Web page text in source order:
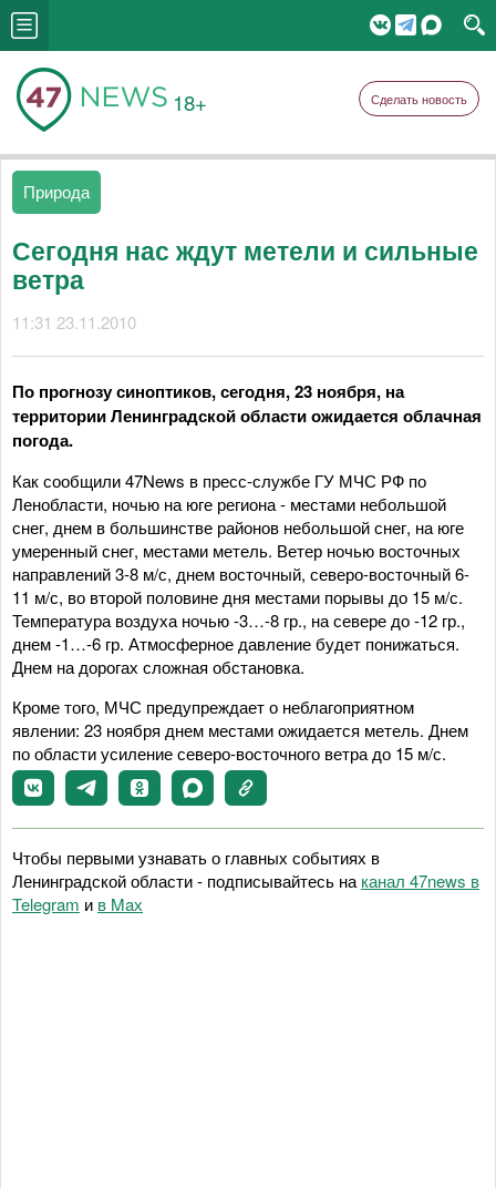
18+ Сделать новость
Природа
Сегодня нас ждут метели и сильные
ветра
11:31 23.11.2010
По прогнозу синоптиков, сегодня, 23 ноября, на
территории Ленинградской области ожидается облачная
погода.
Как сообщили 47News в пресс-службе ГУ МЧС РФ по
Ленобласти, ночью на юге региона - местами небольшой
снег, днем в большинстве районов небольшой снег, на юге
умеренный снег, местами метель. Ветер ночью восточных
направлений 3-8 м/с, днем восточный, северо-восточный 6-
11 м/с, во второй половине дня местами порывы до 15 м/с.
Температура воздуха ночью -3…-8 гр., на севере до -12 гр.,
днем -1…-6 гр. Атмосферное давление будет понижаться.
Днем на дорогах сложная обстановка.
Кроме того, МЧС предупреждает о неблагоприятном
явлении: 23 ноября днем местами ожидается метель. Днем
по области усиление северо-восточного ветра до 15 м/с.
Чтобы первыми узнавать о главных событиях в
Ленинградской области - подписывайтесь на канал 47news в
Telegram и в Maх